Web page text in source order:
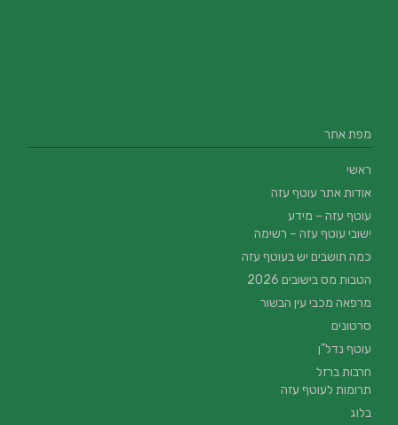
מפת אתר
ראשי
אודות אתר עוטף עזה
עוטף עזה – מידע
ישובי עוטף עזה – רשימה
כמה תושבים יש בעוטף עזה
הטבות מס בישובים 2026
מרפאה מכבי עין הבשור
סרטונים
עוטף נדל”ן
חרבות ברזל
תרומות לעוטף עזה
בלוג